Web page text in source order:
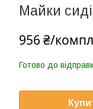
Майки
956 ₴/
Готово до